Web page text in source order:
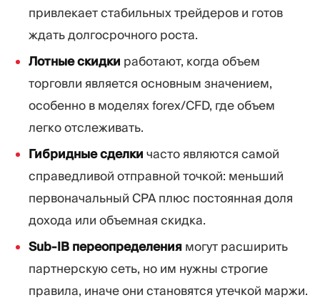
привлекает стабильных трейдеров и готов
ждать долгосрочного роста.
Лотные скидки работают, когда объем
торговли является основным значением,
особенно в моделях forex/CFD, где объем
легко отслеживать.
Гибридные сделки часто являются самой
справедливой отправной точкой: меньший
первоначальный CPA плюс постоянная доля
дохода или объемная скидка.
Sub-IB переопределения могут расширить
партнерскую сеть, но им нужны строгие
правила, иначе они становятся утечкой маржи.